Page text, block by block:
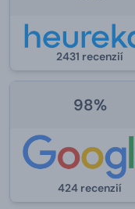
2431 recenzií
98%
424 recenzií